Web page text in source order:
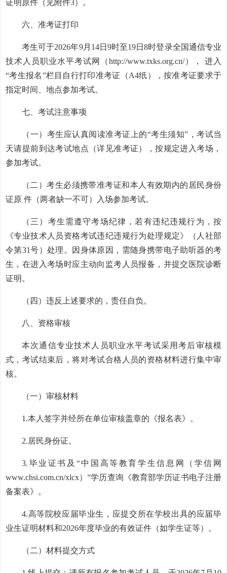
证明原件（见附件3）。
六、准考证打印
考生可于2026年9月14日9时至19日8时登录全国通信专业
技术人员职业水平考试网（http://www.txks.org.cn/）， 进入
“考生报名”栏目自行打印准考证（A4纸），按准考证要求于
指定时间、地点参加考试。
七、考试注意事项
（一）考生应认真阅读准考证上的“考生须知”，考试当
天请提前到达考试地点（详见准考证），按规定进入考场，
参加考试。
（二）考生必须携带准考证和本人有效期内的居民身份
证原 件（两者缺一不可）入场参加考试。
（三）考生需遵守考场纪律，若有违纪违规行为，按
《专业技术人员资格考试违纪违规行为处理规定》（人社部
令第31号）处理。因身体原因，需随身携带电子助听器的考
生，在进入考场时应主动向监考人员报备，并提交医院诊断
证明。
（四）违反上述要求的，责任自负。
八、资格审核
本次通信专业技术人员职业水平考试采用考后审核模
式，考试结束后，将对考试合格人员的资格材料进行集中审
核。
（一）审核材料
1.本人签字并经所在单位审核盖章的《报名表》。
2.居民身份证。
3.毕业证书及“中国高等教育学生信息网（学信网
www.chsi.com.cn/xlcx）”学历查询《教育部学历证书电子注册
备案表》。
4.高等院校应届毕业生，应提交所在学校出具的应届毕
业生证明材料和2026年度毕业的有效证件（如学生证等）。
（二）材料提交方式